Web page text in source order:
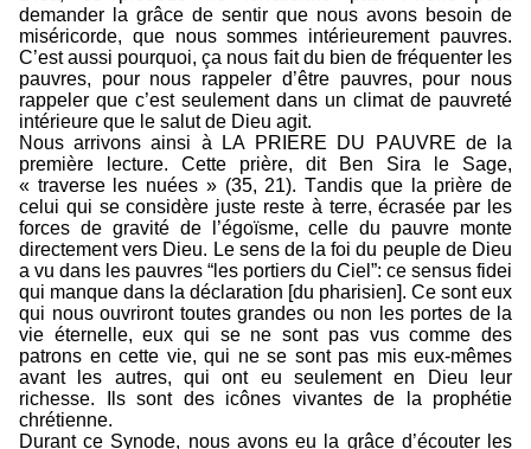
demander la grâce de sentir que nous avons besoin de
miséricorde, que nous sommes intérieurement pauvres.
C’est aussi pourquoi, ça nous fait du bien de fréquenter les
pauvres, pour nous rappeler d’être pauvres, pour nous
rappeler que c’est seulement dans un climat de pauvreté
intérieure que le salut de Dieu agit.
Nous arrivons ainsi à LA PRIERE DU PAUVRE de la
première lecture. Cette prière, dit Ben Sira le Sage,
« traverse les nuées » (35, 21). Tandis que la prière de
celui qui se considère juste reste à terre, écrasée par les
forces de gravité de l’égoïsme, celle du pauvre monte
directement vers Dieu. Le sens de la foi du peuple de Dieu
a vu dans les pauvres “les portiers du Ciel”: ce sensus fidei
qui manque dans la déclaration [du pharisien]. Ce sont eux
qui nous ouvriront toutes grandes ou non les portes de la
vie éternelle, eux qui se ne sont pas vus comme des
patrons en cette vie, qui ne se sont pas mis eux-mêmes
avant les autres, qui ont eu seulement en Dieu leur
richesse. Ils sont des icônes vivantes de la prophétie
chrétienne.
Durant ce Synode, nous avons eu la grâce d’écouter les